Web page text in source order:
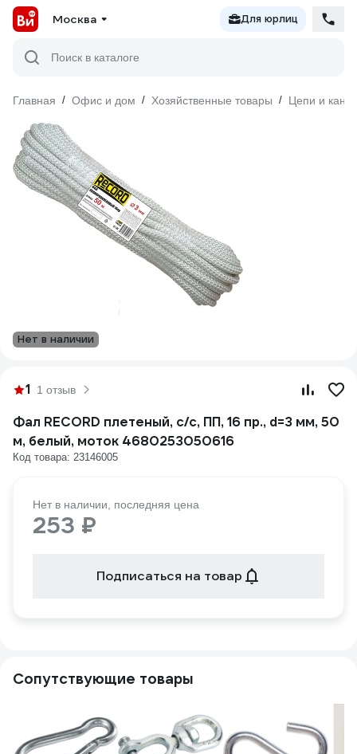
Москва Для юрлиц
Поиск в каталоге
Главная / Офис и дом / Хозяйственные товары / Цепи и
Нет в наличии
1 1 отзыв
Фал RECORD плетеный, с/с, ПП, 16 пр., d=3 мм, 50
м, белый, моток 4680253050616
Код товара: 23146005
Нет в наличии, последняя цена
253 ₽
Подписаться на товар
Сопутствующие товары